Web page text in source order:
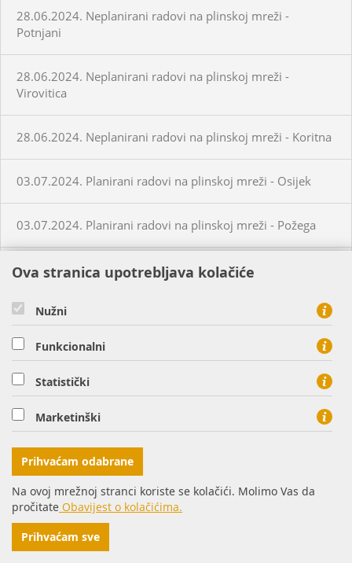
28.06.2024. Neplanirani radovi na plinskoj mreži -
Potnjani
28.06.2024. Neplanirani radovi na plinskoj mreži -
Virovitica
28.06.2024. Neplanirani radovi na plinskoj mreži - Koritna
03.07.2024. Planirani radovi na plinskoj mreži - Osijek
03.07.2024. Planirani radovi na plinskoj mreži - Požega
02.07.2024. Neplanirani radovi na plinskoj mreži - Krapina
05.07.2024. Planirani radovi na plinskoj mreži - Slatina
03.07.2024. Planirani radovi na plinskoj mreži - Višnjevac
03.07.2024. Planirani radovi na plinskoj mreži - Virovitica
03.07.2024. Planirani radovi na plinskoj mreži - Virovitica
03.07.2024. Planirani radovi na plinskoj mreži - Pakrac
03.07.2024. - 04.07.2024. - Planirani radovi na plinskoj
mreži - Sirač
Ova stranica upotrebljava kolačiće
Nužni
Funkcionalni
Statistički
Marketinški
Prihvaćam odabrane
Na ovoj mrežnoj stranci koriste se kolačići. Molimo Vas da
pročitate Obavijest o kolačićima.
Prihvaćam sve